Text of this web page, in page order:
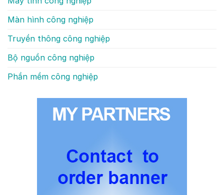
Màn hình công nghiệp
Truyền thông công nghiệp
Bộ nguồn công nghiệp
Phần mềm công nghiệp